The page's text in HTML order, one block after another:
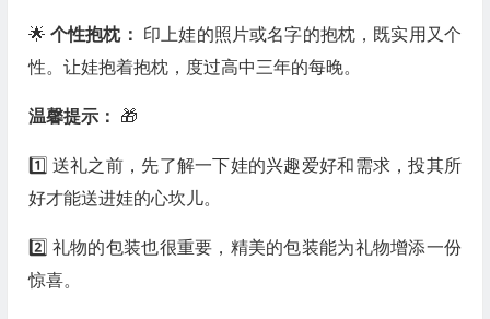
🌟 个性抱枕： 印上娃的照片或名字的抱枕，既实用又个
性。让娃抱着抱枕，度过高中三年的每晚。
温馨提示： 🎁
1️⃣ 送礼之前，先了解一下娃的兴趣爱好和需求，投其所
好才能送进娃的心坎儿。
2️⃣ 礼物的包装也很重要，精美的包装能为礼物增添一份
惊喜。